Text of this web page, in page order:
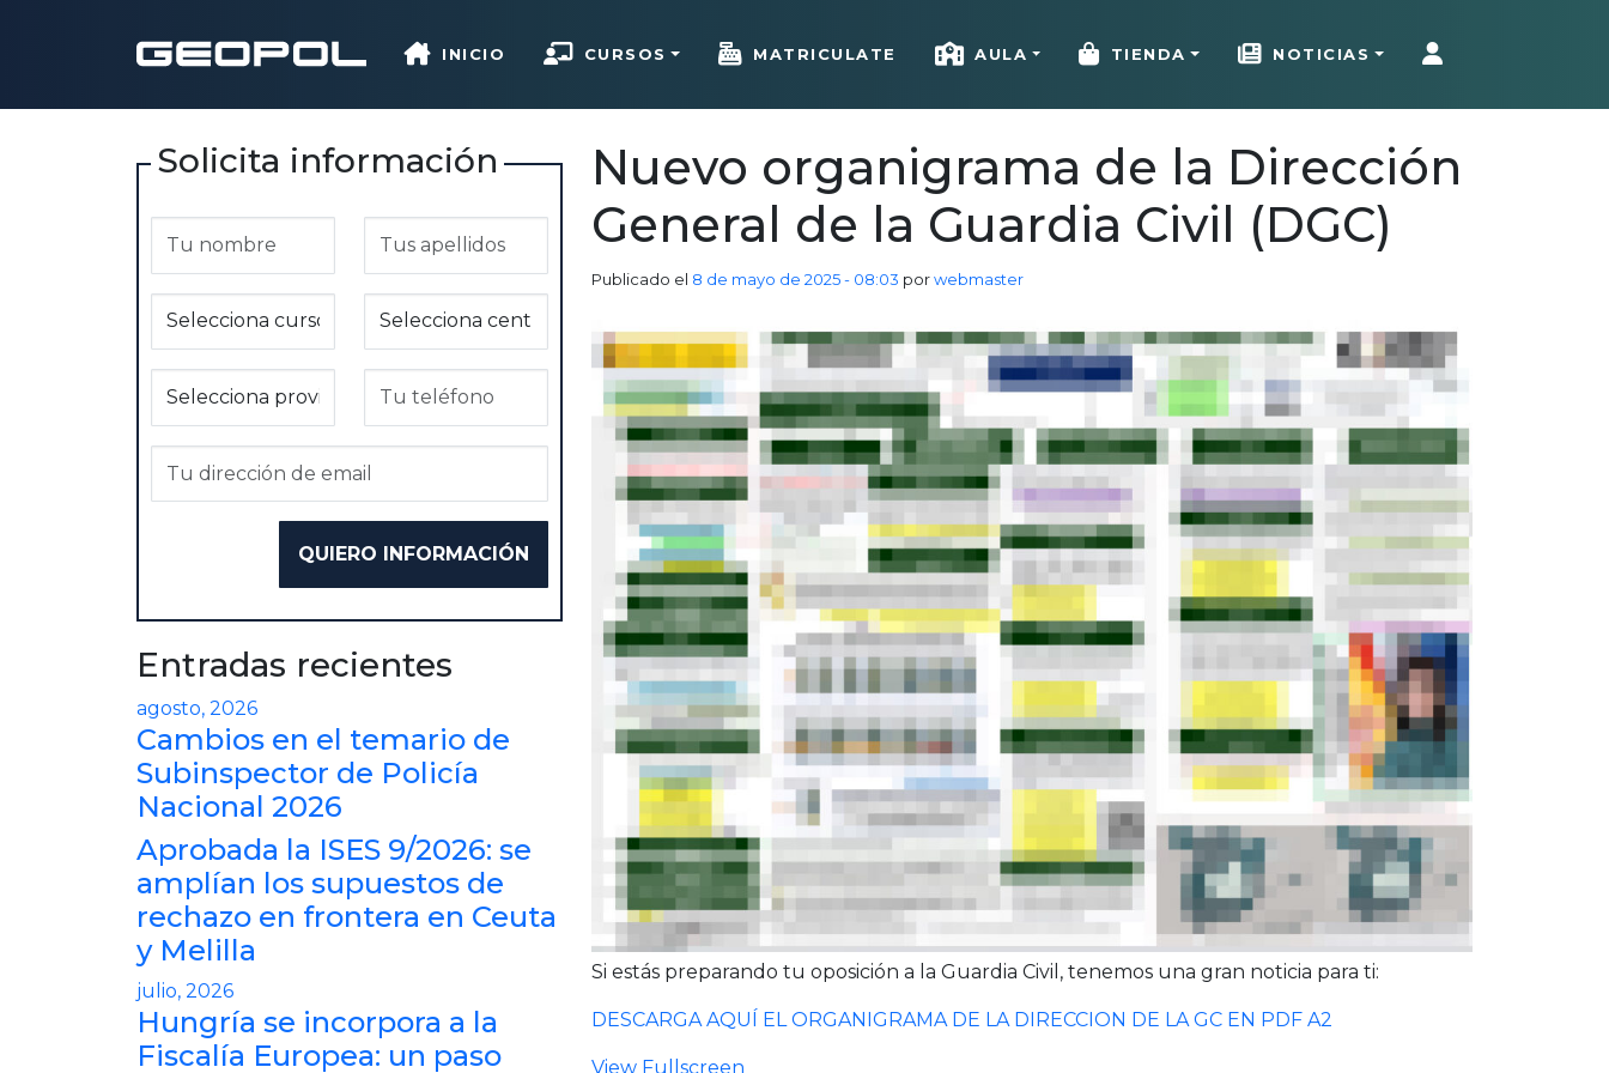
INICIO CURSOS MATRICULATE AULA TIENDA NOTICIAS
Nuevo organigrama de la Dirección
General de la Guardia Civil (DGC)
Publicado el 8 de mayo de 2025 - 08:03 porwebmaster
Si estás preparando tu oposición a la Guardia Civil, tenemos una gran noticia para ti:
DESCARGA AQUÍ EL ORGANIGRAMA DE LA DIRECCION DE LA GC EN PDF A2
View Fullscreen
Solicita información
Entradas recientes
agosto, 2026
Cambios en el temario de
Subinspector de Policía
Nacional 2026
Aprobada la ISES 9/2026: se
amplían los supuestos de
rechazo en frontera en Ceuta
y Melilla
julio, 2026
Hungría se incorpora a la
Fiscalía Europea: un paso